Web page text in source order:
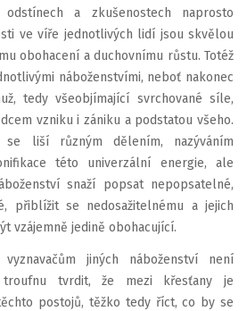
odstínech a zkušenostech naprosto
ve víře jednotlivých lidí jsou skvělou
obohacení a duchovnímu růstu. Totéž
náboženstvími, neboť nakonec
tedy všeobjímající svrchované síle,
vzniku i zániku a podstatou všeho.
se liší různým dělením, nazýváním
této univerzální energie, ale
snaží popsat nepopsatelné,
přiblížit se nedosažitelnému a jejich
vzájemně jedině obohacující.
jiných náboženství není
troufnu tvrdit, že mezi křesťany je
postojů, těžko tedy říct, co by se